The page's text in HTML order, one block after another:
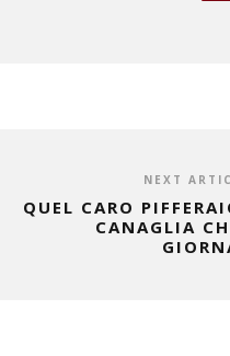
NEXT
QUEL CARO
CANAGLIA